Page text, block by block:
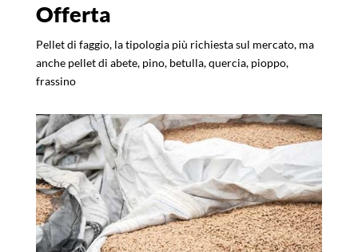
Offerta
Pellet di faggio, la tipologia più richiesta sul mercato, ma
anche pellet di abete, pino, betulla, quercia, pioppo,
frassino